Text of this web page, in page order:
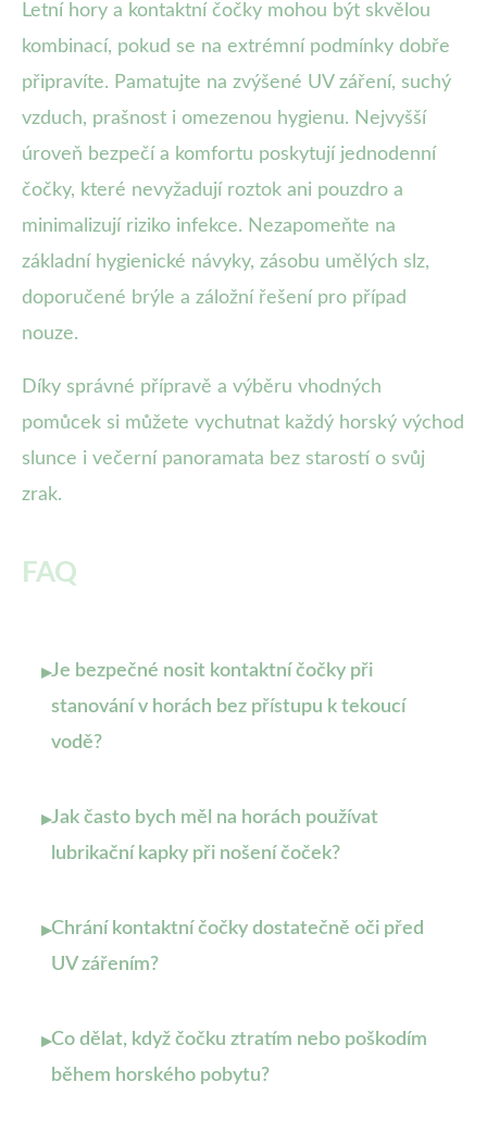
Letní hory a kontaktní čočky mohou být skvělou
kombinací, pokud se na extrémní podmínky dobře
připravíte. Pamatujte na zvýšené UV záření, suchý
vzduch, prašnost i omezenou hygienu. Nejvyšší
úroveň bezpečí a komfortu poskytují jednodenní
čočky, které nevyžadují roztok ani pouzdro a
minimalizují riziko infekce. Nezapomeňte na
základní hygienické návyky, zásobu umělých slz,
doporučené brýle a záložní řešení pro případ
nouze.
Díky správné přípravě a výběru vhodných
pomůcek si můžete vychutnat každý horský východ
slunce i večerní panoramata bez starostí o svůj
zrak.
FAQ
▸Je bezpečné nosit kontaktní čočky při
stanování v horách bez přístupu k tekoucí
vodě?
▸Jak často bych měl na horách používat
lubrikační kapky při nošení čoček?
▸Chrání kontaktní čočky dostatečně oči před
UV zářením?
▸Co dělat, když čočku ztratím nebo poškodím
během horského pobytu?